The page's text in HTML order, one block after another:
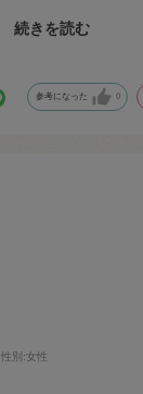
続きを読む
参考になった 0
性別:女性